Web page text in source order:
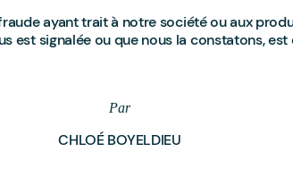
ayant trait à notre société ou aux
est signalée ou que nous la constatons,
Par
CHLOÉ BOYELDIEU